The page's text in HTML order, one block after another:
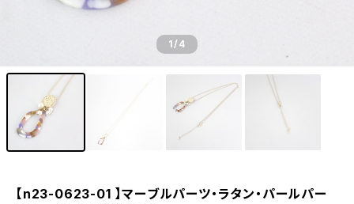
1/4
【n23-0623-01 】マーブルパーツ・ラタン・パールパー